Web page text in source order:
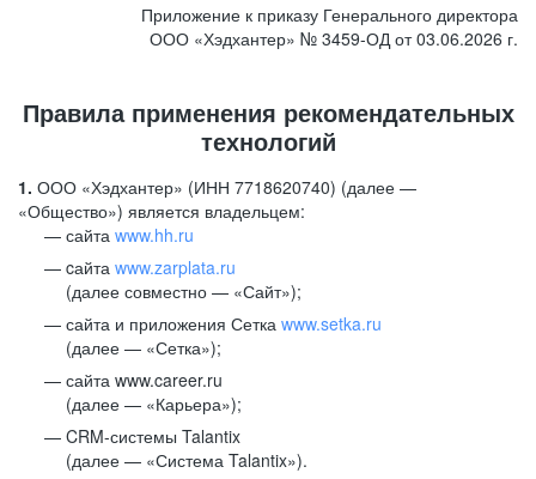
Приложение к приказу Генерального директора
ООО «Хэдхантер» № 3459-ОД от 03.06.2026 г.
Правила применения рекомендательных
технологий
1. ООО «Хэдхантер» (ИНН 7718620740) (далее —
«Общество») является владельцем:
сайта www.hh.ru
cайта www.zarplata.ru
(далее совместно — «Сайт»);
сайта и приложения Сетка www.setka.ru
(далее — «Сетка»);
сайта www.career.ru
(далее — «Карьера»);
CRM-системы Talantix
(далее — «Система Talantix»).